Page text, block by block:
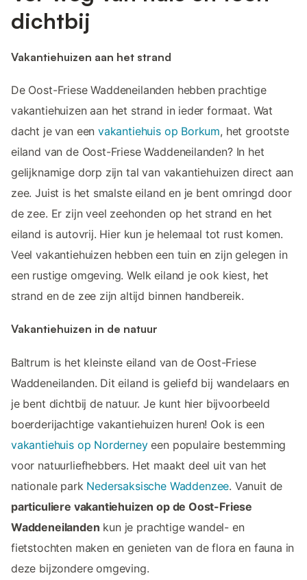
dichtbij
Vakantiehuizen aan het strand
De Oost-Friese Waddeneilanden hebben prachtige
vakantiehuizen aan het strand in ieder formaat. Wat
dacht je van eenvakantiehuis op Borkum, het grootste
eiland van de Oost-Friese Waddeneilanden? In het
gelijknamige dorp zijn tal van vakantiehuizen direct aan
zee. Juist is het smalste eiland en je bent omringd door
de zee. Er zijn veel zeehonden op het strand en het
eiland is autovrij. Hier kun je helemaal tot rust komen.
Veel vakantiehuizen hebben een tuin en zijn gelegen in
een rustige omgeving. Welk eiland je ook kiest, het
strand en de zee zijn altijd binnen handbereik.
Vakantiehuizen in de natuur
Baltrum is het kleinste eiland van de Oost-Friese
Waddeneilanden. Dit eiland is geliefd bij wandelaars en
je bent dichtbij de natuur. Je kunt hier bijvoorbeeld
boerderijachtige vakantiehuizen huren! Ook is een
vakantiehuis op Norderneyeen populaire bestemming
voor natuurliefhebbers. Het maakt deel uit van het
nationale park Nedersaksische Waddenzee. Vanuit de
particuliere vakantiehuizen op de Oost-Friese
Waddeneilanden kun je prachtige wandel- en
fietstochten maken en genieten van de flora en fauna in
deze bijzondere omgeving.